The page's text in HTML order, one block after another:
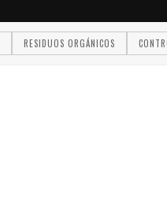
RESIDUOS ORGÁNICOS